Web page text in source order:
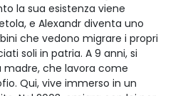
la sua esistenza viene
e Alexandr diventa uno
che vedono migrare i propri
soli in patria. A 9 anni, si
madre, che lavora come
Qui, vive immerso in un